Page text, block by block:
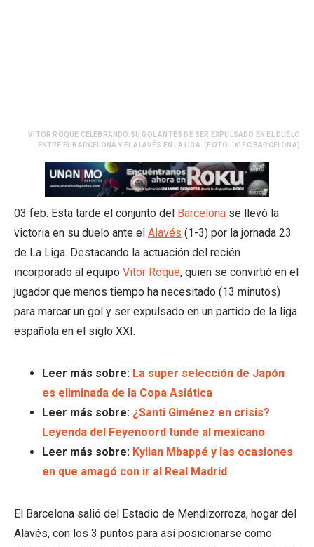
VITOR ROQUE CELEBRANDO SU GOL ANTES DE SER EXPULSADO EN EL DUELO
ENTRE EL BARCELONA Y EL ALAVÉS EN LA LIGA. (FOTO: ‘X’ FC BARCELONA)
03 feb. Esta tarde el conjunto del Barcelona se llevó la
victoria en su duelo ante el Alavés (1-3) por la jornada 23
de La Liga. Destacando la actuación del recién
incorporado al equipo Vitor Roque, quien se convirtió en el
jugador que menos tiempo ha necesitado (13 minutos)
para marcar un gol y ser expulsado en un partido de la liga
española en el siglo XXI.
Leer más sobre: La super selección de Japón
es eliminada de la Copa Asiática
Leer más sobre: ¿Santi Giménez en crisis?
Leyenda del Feyenoord tunde al mexicano
Leer más sobre: Kylian Mbappé y las ocasiones
en que amagó con ir al Real Madrid
El Barcelona salió del Estadio de Mendizorroza, hogar del
Alavés, con los 3 puntos para así posicionarse como